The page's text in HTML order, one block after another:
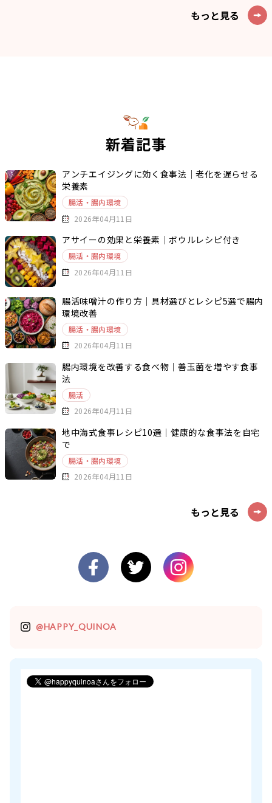
もっと見る
新着記事
アンチエイジングに効く食事法｜老化を遅らせる
栄養素
腸活・腸内環境
2026年04月11日
アサイーの効果と栄養素｜ボウルレシピ付き
腸活・腸内環境
2026年04月11日
腸活味噌汁の作り方｜具材選びとレシピ5選で腸内
環境改善
腸活・腸内環境
2026年04月11日
腸内環境を改善する食べ物｜善玉菌を増やす食事
法
腸活
2026年04月11日
地中海式食事レシピ10選｜健康的な食事法を自宅
で
腸活・腸内環境
2026年04月11日
もっと見る
@HAPPY_QUINOA